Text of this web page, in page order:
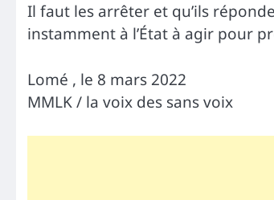
Il faut les arrêter et qu’ils
instamment à l’État à agir pour
Lomé , le 8 mars 2022
MMLK / la voix des sans voix